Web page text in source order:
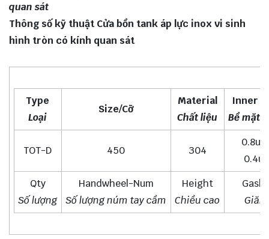
quan sát
Thông số kỹ thuật Cửa bồn tank áp lực inox vi sinh
hình tròn có kính quan sát
Type
Loại
Size/Cỡ
Material
Chất liệu
Inner
Bề mặt
TOT-D 450 304
Qty
Số lượng
Handwheel-Num
Số lượng núm tay cầm
Height
Chiều cao